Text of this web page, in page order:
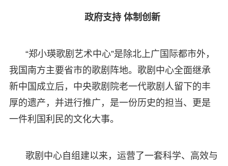
政府支持 体制创新
“郑小瑛歌剧艺术中心”是除北上广国际都市外，
我国南方主要省市的歌剧阵地。歌剧中心全面继承
新中国成立后，中央歌剧院老一代歌剧人留下的丰
厚的遗产，并进行推广，是一份历史的担当、更是
一件利国利民的文化大事。
歌剧中心自组建以来，运营了一套科学、高效与